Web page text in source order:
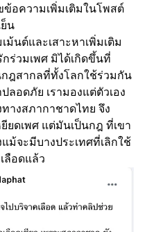
อความเพิ่มเติมในโพสต์
น
นต์และเสาะหาเพิ่มเติม
ร่วมเพศ มิได้เกิดขึ้นที่
กฎสากลที่ทั้งโลกใช้ร่วมกัน
ลอดภัย เรามองแต่ตัวเอง
างสภากาชาดไทย จึง
ยดเพศ แต่มันเป็นกฎ ที่เขา
ม้จะมีบางประเทศที่เลิกใช้
ลือดแล้ว